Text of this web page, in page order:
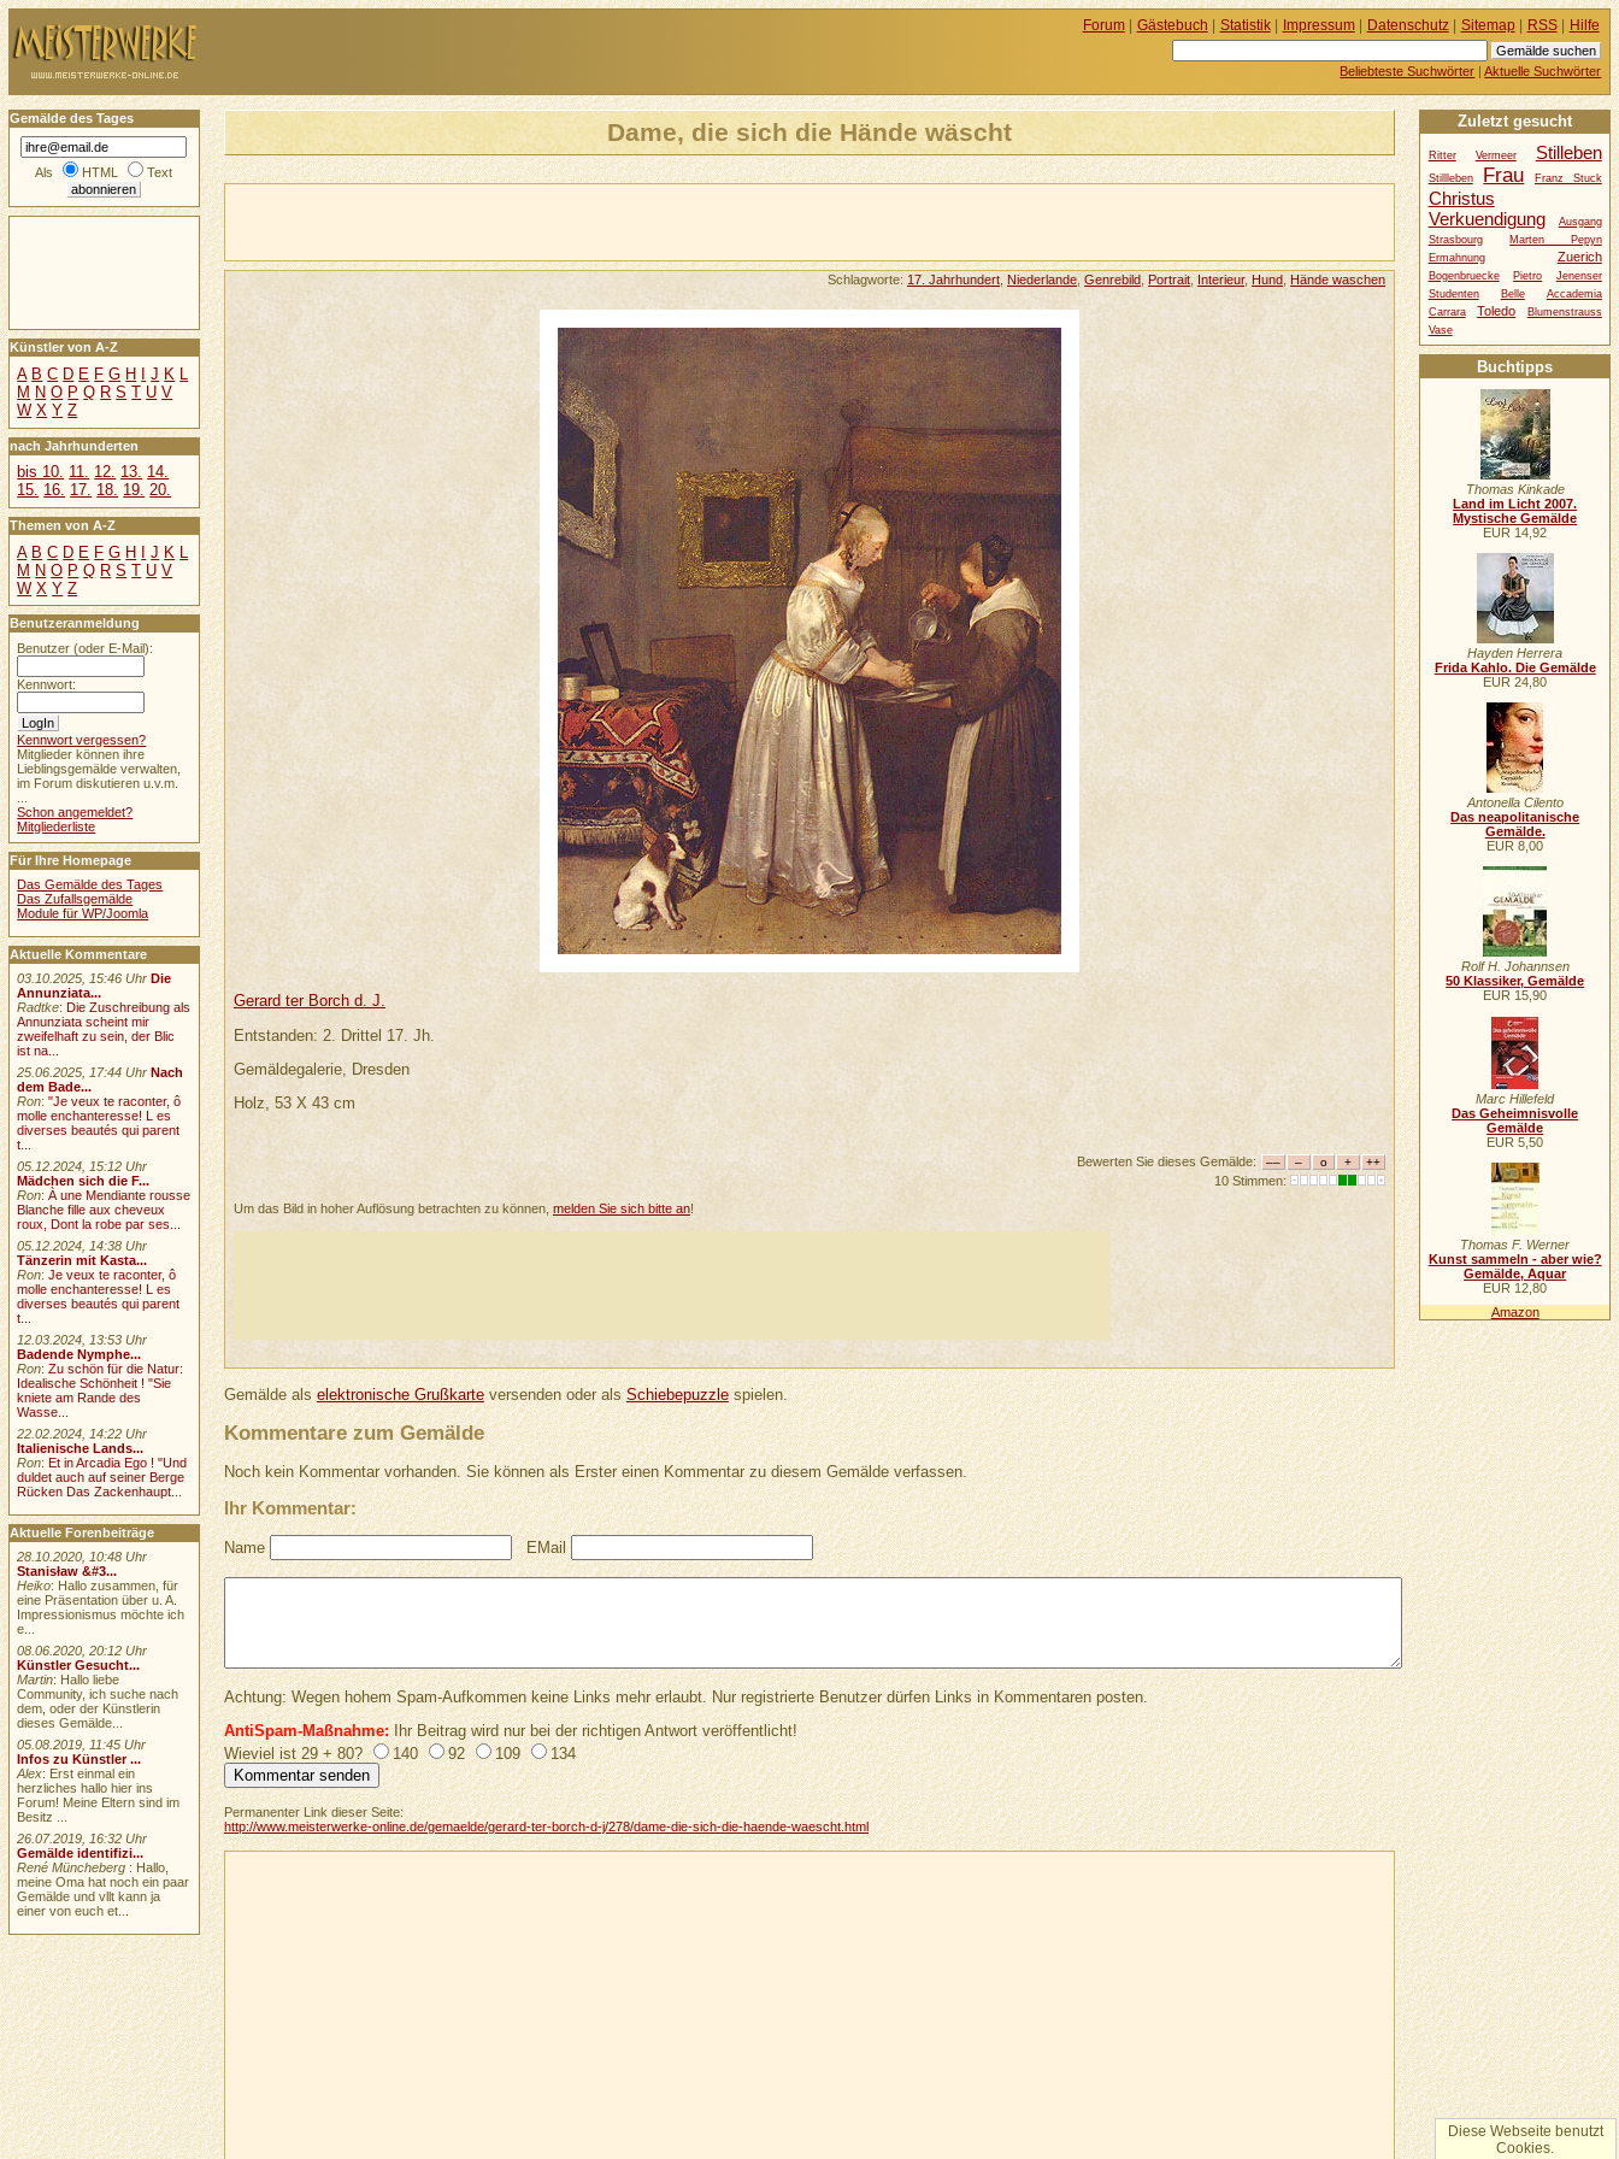
Dame, die sich die Hände wäscht
Schlagworte: 17. Jahrhundert Niederlande ,Genrebild Portrait Interieur, Hund Hände waschen
Gerard ter Borch d. J.
Entstanden: 2. Drittel 17. Jh.
Gemäldegalerie, Dresden
Holz, 53 X 43 cm
Bewerten Sie dieses Gemälde:
10 Stimmen:
Um das Bild in hoher Auflösung betrachten zu können, melden Sie sich bitte an!
Gemälde alselektronische Grußkarteversenden oder alsSchiebepuzzlespielen.
Kommentare zum Gemälde
Noch kein Kommentar vorhanden. Sie können als Erster einen Kommentar zu diesem Gemälde verfassen.
Ihr Kommentar:
Name EMail
Achtung: Wegen hohem Spam-Aufkommen keine Links mehr erlaubt. Nur registrierte Benutzer dürfen Links in Kommentaren posten.
AntiSpam-Maßnahme:Ihr Beitrag wird nur bei der richtigen Antwort veröffentlicht!
Wieviel ist 29 + 80?
140 92 109 134
Permanenter Link dieser Seite:
http://www.meisterwerke-online.de/gemaelde/gerard-ter-borch-d-j/278/dame-die-sich-die-haende-waescht.html
Gemälde des Tages
Als HTML Text
Künstler von A-Z
A B C D E F G H J K L
M N O P Q R S T U V
W X Y Z
nach Jahrhunderten
bis 10. 11. 12. 13. 14.
15. 16. 17. 18. 19. 20.
Themen von A-Z
A B C D E F G H I J K L
M N O P Q R S T U V
W X Y Z
Benutzeranmeldung
Benutzer (oder E-Mail):
Kennwort:
Kennwort vergessen?
Mitglieder können ihre
Lieblingsgemälde verwalten,
im Forum diskutieren u.v.m.
Schon angemeldet?
Mitgliederliste
Für Ihre Homepage
Das Gemälde des Tages
Das Zufallsgemälde
Module für WP/Joomla
Aktuelle Kommentare
03.10.2025, 15:46 Uhr Die
Annunziata...
Radtke: Die Zuschreibung als
Annunziata scheint mir
zweifelhaft zu sein, der Blic
ist na...
25.06.2025, 17:44 Uhr Nach
dem Bade...
Ron:"Je veux te raconter, ô
molle enchanteresse! L es
diverses beautés qui parent
t...
05.12.2024, 15:12 Uhr
Mädchen sich die F...
Ron:À une Mendiante rousse
Blanche fille aux cheveux
roux, Dont la robe par ses...
05.12.2024, 14:38 Uhr
Tänzerin mit Kasta...
Ron:Je veux te raconter, ô
molle enchanteresse! L es
diverses beautés qui parent
t...
12.03.2024, 13:53 Uhr
Badende Nymphe...
Ron:Zu schön für die Natur:
Idealische Schönheit ! "Sie
kniete am Rande des
Wasse...
22.02.2024, 14:22 Uhr
Italienische Lands...
Ron:Et in Arcadia Ego ! "Und
duldet auch auf seiner Berge
Rücken Das Zackenhaupt...
Aktuelle Forenbeiträge
28.10.2020, 10:48 Uhr
Stanisław &#3...
Heiko: Hallo zusammen, für
eine Präsentation über u. A.
Impressionismus möchte ich
e...
08.06.2020, 20:12 Uhr
Künstler Gesucht...
Martin: Hallo liebe
Community, ich suche nach
dem, oder der Künstlerin
dieses Gemälde...
05.08.2019, 11:45 Uhr
Infos zu Künstler ...
Alex: Erst einmal ein
herzliches hallo hier ins
Forum! Meine Eltern sind im
Besitz ...
26.07.2019, 16:32 Uhr
Gemälde identifizi...
René Müncheberg : Hallo,
meine Oma hat noch ein paar
Gemälde und vllt kann ja
einer von euch et...
Forum| Gästebuch | Statistik| Impressum| Datenschutz| Sitemap| RSS| Hilfe
Beliebteste Suchwörter |Aktuelle Suchwörter
Zuletzt gesucht
Ritter Vermeer Stilleben
Stillleben Frau Franz Stuck
Christus
Verkuendigung
Ausgang
Strasbourg
Marten Pepyn
Ermahnung
Zuerich
Bogenbruecke Pietro
Jenenser
Studenten
Belle
Accademia
Carrara
Toledo
Blumenstrauss
Vase
Buchtipps
Thomas Kinkade
Land im Licht 2007.
Mystische Gemälde
EUR 14,92
Hayden Herrera
Frida Kahlo. Die Gemälde
EUR 24,80
Antonella Cilento
Das neapolitanische
Gemälde.
EUR 8,00
Rolf H. Johannsen
50 Klassiker, Gemälde
EUR 15,90
Marc Hillefeld
Das Geheimnisvolle
Gemälde
EUR 5,50
Thomas F. Werner
Kunst sammeln - aber wie?
Gemälde, Aquar
EUR 12,80
Amazon
Diese Webseite benutzt
Cookies.